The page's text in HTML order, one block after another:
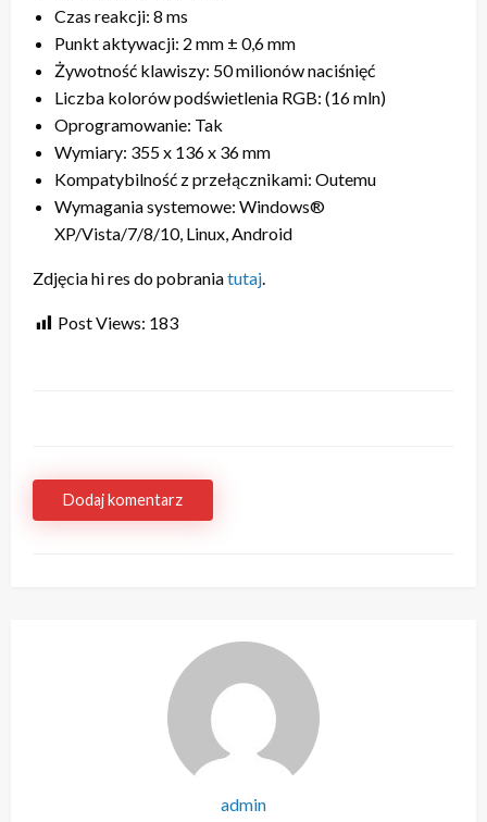
Czas reakcji: 8 ms
Punkt aktywacji: 2 mm ± 0,6 mm
Żywotność klawiszy: 50 milionów naciśnięć
Liczba kolorów podświetlenia RGB: (16 mln)
Oprogramowanie: Tak
Wymiary: 355 x 136 x 36 mm
Kompatybilność z przełącznikami: Outemu
Wymagania systemowe: Windows®
XP/Vista/7/8/10, Linux, Android
Zdjęcia hi res do pobraniatutaj.
Post Views: 183
Dodaj komentarz
admin